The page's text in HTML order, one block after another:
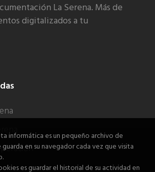
La Serena. Más de
digitalizados a tu
informática es un pequeño archivo de
en su navegador cada vez que visita
es guardar el historial de su actividad en